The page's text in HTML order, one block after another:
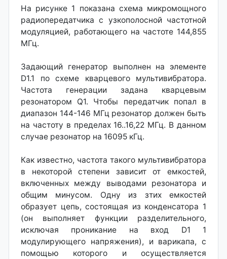
На рисунке 1 показана схема микромощного
радиопередатчика с узкополосной частотной
модуляцией, работающего на частоте 144,855
МГц.
Задающий генератор выполнен на элементе
D1.1 по схеме кварцевого мультивибратора.
Частота генерации задана кварцевым
резонатором Q1. Чтобы передатчик попал в
диапазон 144-146 МГц резонатор должен быть
на частоту в пределах 16..16,22 МГц. В данном
случае резонатор на 16095 кГц.
Как известно, частота такого мультивибратора
в некоторой степени зависит от емкостей,
включенных между выводами резонатора и
общим минусом. Одну из зтих емкостей
образует цепь, состоящая из конденсатора 1
(он выполняет функции разделительного,
исключая проникание на вход D1 1
модулирующего напряжения), и варикапа, с
помощью которого и осуществляется